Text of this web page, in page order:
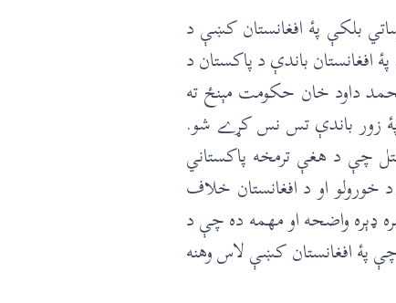
بلکې پۀ افغانستان کښې د
باندې د پاکستان د
داود خان حکومت مېنځ ته
پۀ زور باندې تس نس کړے شو.
چې د هغې ترمخه پاکستاني
خورولو او د افغانستان خلاف
ډېره واضحه او مهمه ده چې د
پۀ افغانستان کښې لاس وهنه